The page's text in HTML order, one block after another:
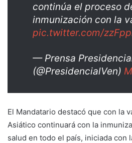
continúa el proceso
inmunización con la
pic.twitter.com/
— Prensa
(@PresidencialVen)
El Mandatario destacó que con la
Asiático continuará con la
salud en todo el país, iniciada con